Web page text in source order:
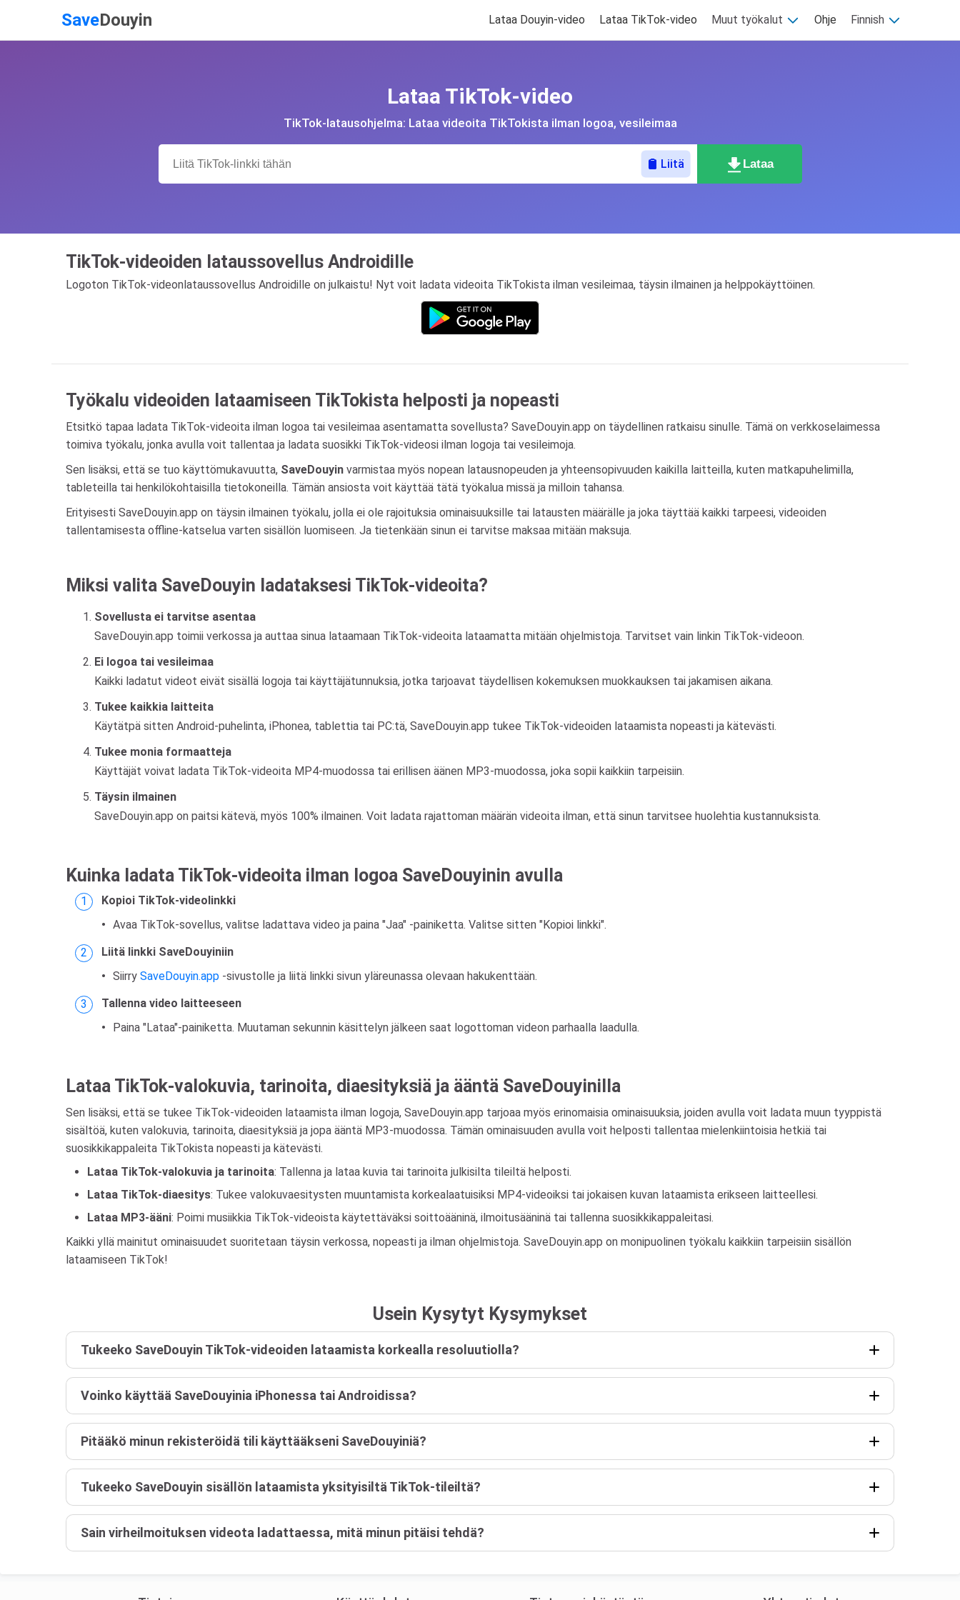
SaveDouyin Lataa Douyin-video Lataa TikTok-video Muut työkalut Ohje Finnish
Lataa TikTok-video
TikTok-latausohjelma: Lataa videoita TikTokista ilman logoa, vesileimaa
Liitä Lataa
TikTok-videoiden lataussovellus Androidille
Logoton TikTok-videonlataussovellus Androidille on julkaistu! Nyt voit ladata videoita TikTokista ilman vesileimaa, täysin ilmainen ja helppokäyttöinen.
Työkalu videoiden lataamiseen TikTokista helposti ja nopeasti
Etsitkö tapaa ladata TikTok-videoita ilman logoa tai vesileimaa asentamatta sovellusta? SaveDouyin.app on täydellinen ratkaisu sinulle. Tämä on verkkoselaimessa
toimiva työkalu, jonka avulla voit tallentaa ja ladata suosikki TikTok-videosi ilman logoja tai vesileimoja.
Sen lisäksi, että se tuo käyttömukavuutta, SaveDouyin varmistaa myös nopean latausnopeuden ja yhteensopivuuden kaikilla laitteilla, kuten matkapuhelimilla,
tableteilla tai henkilökohtaisilla tietokoneilla. Tämän ansiosta voit käyttää tätä työkalua missä ja milloin tahansa.
Erityisesti SaveDouyin.app on täysin ilmainen työkalu, jolla ei ole rajoituksia ominaisuuksille tai latausten määrälle ja joka täyttää kaikki tarpeesi, videoiden
tallentamisesta offline-katselua varten sisällön luomiseen. Ja tietenkään sinun ei tarvitse maksaa mitään maksuja.
Miksi valita SaveDouyin ladataksesi TikTok-videoita?
Sovellusta ei tarvitse asentaa
SaveDouyin.app toimii verkossa ja auttaa sinua lataamaan TikTok-videoita lataamatta mitään ohjelmistoja. Tarvitset vain linkin TikTok-videoon.
Ei logoa tai vesileimaa
Kaikki ladatut videot eivät sisällä logoja tai käyttäjätunnuksia, jotka tarjoavat täydellisen kokemuksen muokkauksen tai jakamisen aikana.
Tukee kaikkia laitteita
Käytätpä sitten Android-puhelinta, iPhonea, tablettia tai PC:tä, SaveDouyin.app tukee TikTok-videoiden lataamista nopeasti ja kätevästi.
Tukee monia formaatteja
Käyttäjät voivat ladata TikTok-videoita MP4-muodossa tai erillisen äänen MP3-muodossa, joka sopii kaikkiin tarpeisiin.
Täysin ilmainen
SaveDouyin.app on paitsi kätevä, myös 100% ilmainen. Voit ladata rajattoman määrän videoita ilman, että sinun tarvitsee huolehtia kustannuksista.
Kuinka ladata TikTok-videoita ilman logoa SaveDouyinin avulla
Kopioi TikTok-videolinkki
Avaa TikTok-sovellus, valitse ladattava video ja paina "Jaa" -painiketta. Valitse sitten "Kopioi linkki".
Liitä linkki SaveDouyiniin
Siirry SaveDouyin.app -sivustolle ja liitä linkki sivun yläreunassa olevaan hakukenttään.
Tallenna video laitteeseen
Paina "Lataa"-painiketta. Muutaman sekunnin käsittelyn jälkeen saat logottoman videon parhaalla laadulla.
Lataa TikTok-valokuvia, tarinoita, diaesityksiä ja ääntä SaveDouyinilla
Sen lisäksi, että se tukee TikTok-videoiden lataamista ilman logoja, SaveDouyin.app tarjoaa myös erinomaisia ​​ominaisuuksia, joiden avulla voit ladata muun tyyppistä
sisältöä, kuten valokuvia, tarinoita, diaesityksiä ja jopa ääntä MP3-muodossa. Tämän ominaisuuden avulla voit helposti tallentaa mielenkiintoisia hetkiä tai
suosikkikappaleita TikTokista nopeasti ja kätevästi.
Lataa TikTok-valokuvia ja tarinoita: Tallenna ja lataa kuvia tai tarinoita julkisilta tileiltä helposti.
Lataa TikTok-diaesitys: Tukee valokuvaesitysten muuntamista korkealaatuisiksi MP4-videoiksi tai jokaisen kuvan lataamista erikseen laitteellesi.
Lataa MP3-ääni: Poimi musiikkia TikTok-videoista käytettäväksi soittoääninä, ilmoitusääninä tai tallenna suosikkikappaleitasi.
Kaikki yllä mainitut ominaisuudet suoritetaan täysin verkossa, nopeasti ja ilman ohjelmistoja. SaveDouyin.app on monipuolinen työkalu kaikkiin tarpeisiin sisällön
lataamiseen TikTok!
Usein Kysytyt Kysymykset
Tukeeko SaveDouyin TikTok-videoiden lataamista korkealla resoluutiolla?
Voinko käyttää SaveDouyinia iPhonessa tai Androidissa?
Pitääkö minun rekisteröidä tili käyttääkseni SaveDouyiniä?
Tukeeko SaveDouyin sisällön lataamista yksityisiltä TikTok-tileiltä?
Sain virheilmoituksen videota ladattaessa, mitä minun pitäisi tehdä?